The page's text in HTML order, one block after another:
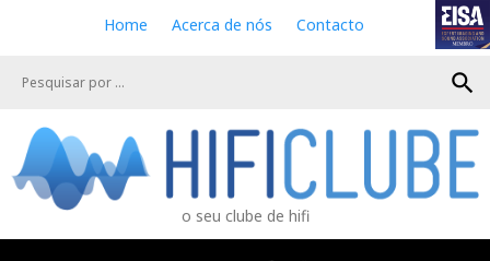
e
Home Acerca de nós Contacto
search
o seu clube de hifi